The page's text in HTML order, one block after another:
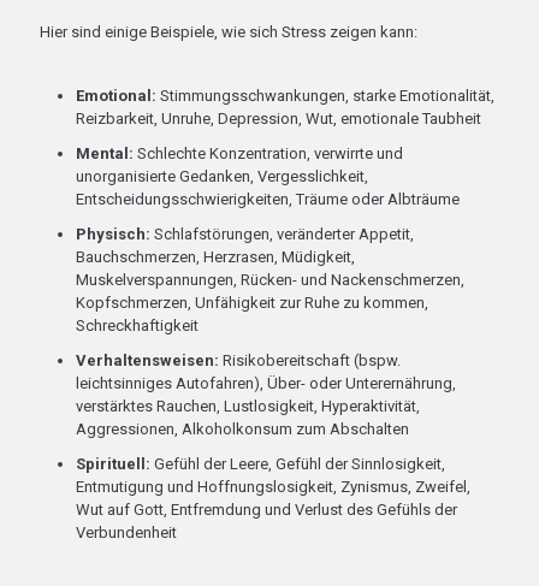
Hier sind einige Beispiele, wie sich Stress zeigen kann:
Emotional: Stimmungsschwankungen, starke Emotionalität,
Reizbarkeit, Unruhe, Depression, Wut, emotionale Taubheit
Mental: Schlechte Konzentration, verwirrte und
unorganisierte Gedanken, Vergesslichkeit,
Entscheidungsschwierigkeiten, Träume oder Albträume
Physisch: Schlafstörungen, veränderter Appetit,
Bauchschmerzen, Herzrasen, Müdigkeit,
Muskelverspannungen, Rücken- und Nackenschmerzen,
Kopfschmerzen, Unfähigkeit zur Ruhe zu kommen,
Schreckhaftigkeit
Verhaltensweisen: Risikobereitschaft (bspw.
leichtsinniges Autofahren), Über- oder Unterernährung,
verstärktes Rauchen, Lustlosigkeit, Hyperaktivität,
Aggressionen, Alkoholkonsum zum Abschalten
Spirituell: Gefühl der Leere, Gefühl der Sinnlosigkeit,
Entmutigung und Hoffnungslosigkeit, Zynismus, Zweifel,
Wut auf Gott, Entfremdung und Verlust des Gefühls der
Verbundenheit